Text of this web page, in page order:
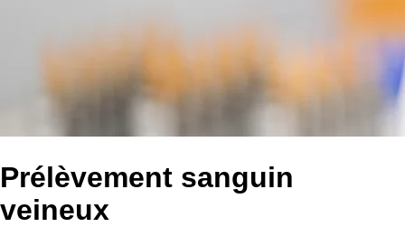
Prélèvement sanguin
veineux